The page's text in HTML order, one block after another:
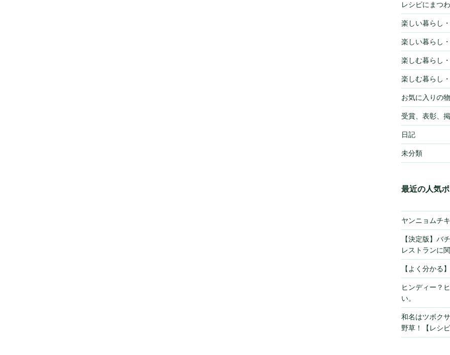
レシピにまつ
楽しい暮らし
楽しい暮らし
楽しむ暮らし
楽しむ暮らし
お気に入りの物
受賞、表彰、
日記
未分類
最近の人気ポ
ヤンニョムチ
【決定版】バ
レストランに
【よく分かる
ヒンディー？
い。
和名はツボク
野草！【レシピ